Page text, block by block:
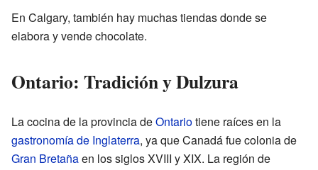
En Calgary, también hay muchas tiendas donde se
elabora y vende chocolate.
Ontario: Tradición y Dulzura
La cocina de la provincia deOntariotiene raíces en la
gastronomía de Inglaterra, ya que Canadá fue colonia de
Gran Bretañaen los siglos XVIII y XIX. La región de